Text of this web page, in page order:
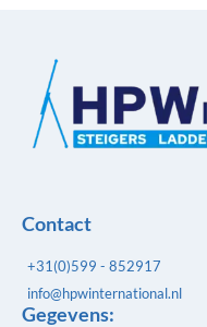
Contact
+31(0)599 - 852917
info@hpwinternational.nl
Gegevens: